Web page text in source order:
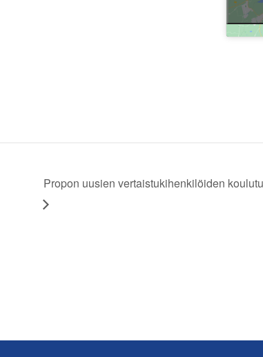
Propon uusien vertaistukihenkilöiden